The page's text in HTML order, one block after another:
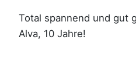
Total spannend und gut
Alva, 10 Jahre!